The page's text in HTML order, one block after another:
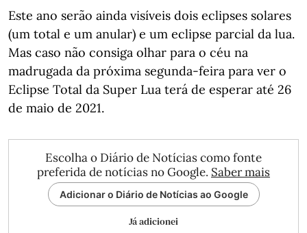
Este ano serão ainda visíveis dois eclipses solares
(um total e um anular) e um eclipse parcial da lua.
Mas caso não consiga olhar para o céu na
madrugada da próxima segunda-feira​ para ver o
Eclipse Total da Super Lua terá de esperar até 26
de maio de 2021.
Escolha o Diário de Notícias como fonte
preferida de notícias no Google. Saber mais
Adicionar o Diário de Notícias ao Google
Já adicionei